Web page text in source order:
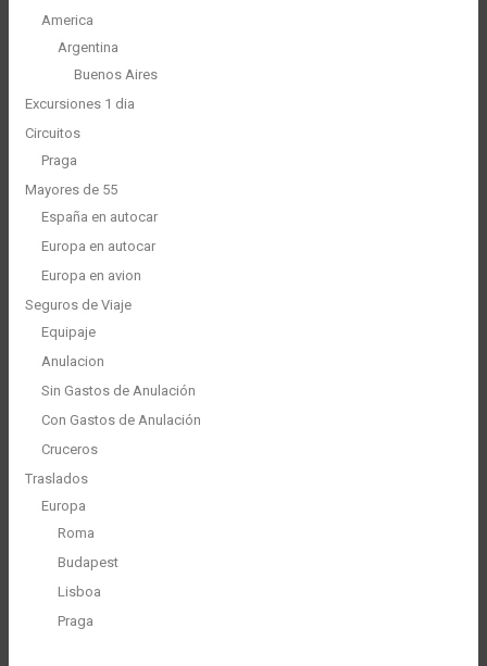
America
Argentina
Buenos Aires
Excursiones 1 dia
Circuitos
Praga
Mayores de 55
España en autocar
Europa en autocar
Europa en avion
Seguros de Viaje
Equipaje
Anulacion
Sin Gastos de Anulación
Con Gastos de Anulación
Cruceros
Traslados
Europa
Roma
Budapest
Lisboa
Praga